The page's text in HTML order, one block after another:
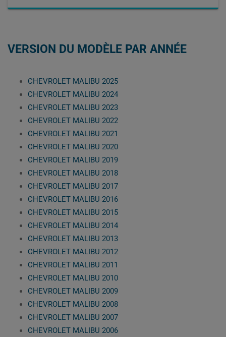
VERSION DU MODÈLE PAR ANNÉE
CHEVROLET MALIBU 2025
CHEVROLET MALIBU 2024
CHEVROLET MALIBU 2023
CHEVROLET MALIBU 2022
CHEVROLET MALIBU 2021
CHEVROLET MALIBU 2020
CHEVROLET MALIBU 2019
CHEVROLET MALIBU 2018
CHEVROLET MALIBU 2017
CHEVROLET MALIBU 2016
CHEVROLET MALIBU 2015
CHEVROLET MALIBU 2014
CHEVROLET MALIBU 2013
CHEVROLET MALIBU 2012
CHEVROLET MALIBU 2011
CHEVROLET MALIBU 2010
CHEVROLET MALIBU 2009
CHEVROLET MALIBU 2008
CHEVROLET MALIBU 2007
CHEVROLET MALIBU 2006